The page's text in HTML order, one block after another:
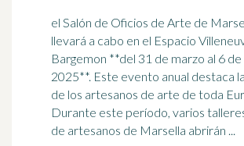
el Salón de Oficios de Arte de
llevará a cabo en el Espacio
Bargemon **del 31 de marzo al 6
2025**. Este evento anual destaca la
de los artesanos de arte de toda
Durante este período, varios
de artesanos de Marsella abrirán ...